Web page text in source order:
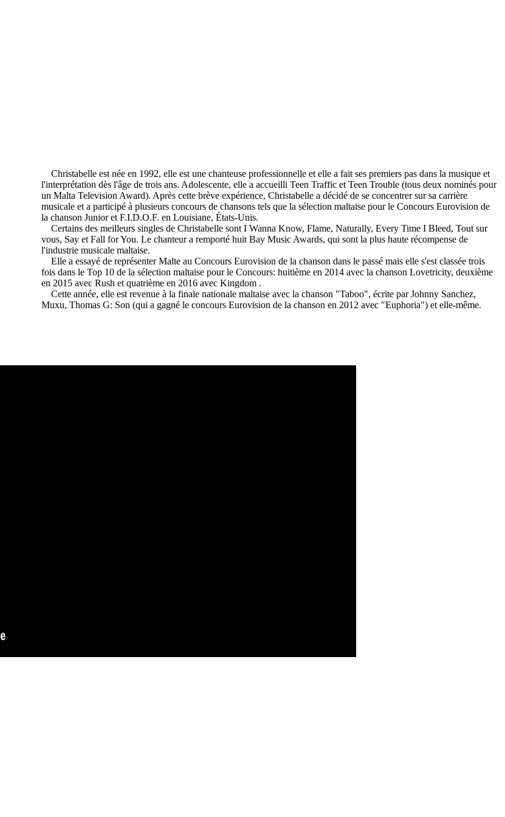
Christabelle est née en 1992, elle est une chanteuse professionnelle et elle a fait ses premiers pas dans la musique et
l'interprétation dès l'âge de trois ans. Adolescente, elle a accueilli Teen Traffic et Teen Trouble (tous deux nominés pour
un Malta Television Award). Après cette brève expérience, Christabelle a décidé de se concentrer sur sa carrière
musicale et a participé à plusieurs concours de chansons tels que la sélection maltaise pour le Concours Eurovision de
la chanson Junior et F.I.D.O.F. en Louisiane, États-Unis.
Certains des meilleurs singles de Christabelle sont I Wanna Know, Flame, Naturally, Every Time I Bleed, Tout sur
vous, Say et Fall for You. Le chanteur a remporté huit Bay Music Awards, qui sont la plus haute récompense de
l'industrie musicale maltaise.
Elle a essayé de représenter Malte au Concours Eurovision de la chanson dans le passé mais elle s'est classée trois
fois dans le Top 10 de la sélection maltaise pour le Concours: huitième en 2014 avec la chanson Lovetricity, deuxième
en 2015 avec Rush et quatrième en 2016 avec Kingdom .
Cette année, elle est revenue à la finale nationale maltaise avec la chanson "Taboo", écrite par Johnny Sanchez,
Muxu, Thomas G: Son (qui a gagné le concours Eurovision de la chanson en 2012 avec "Euphoria") et elle-même.